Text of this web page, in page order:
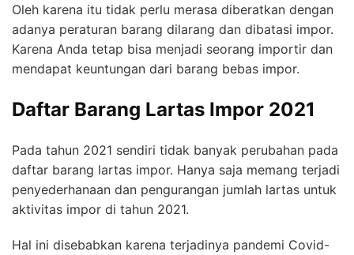
Oleh karena itu tidak perlu merasa diberatkan dengan
adanya peraturan barang dilarang dan dibatasi impor.
Karena Anda tetap bisa menjadi seorang importir dan
mendapat keuntungan dari barang bebas impor.
Daftar Barang Lartas Impor 2021
Pada tahun 2021 sendiri tidak banyak perubahan pada
daftar barang lartas impor. Hanya saja memang terjadi
penyederhanaan dan pengurangan jumlah lartas untuk
aktivitas impor di tahun 2021.
Hal ini disebabkan karena terjadinya pandemi Covid-